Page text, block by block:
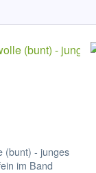
(bunt) - junges
im Band